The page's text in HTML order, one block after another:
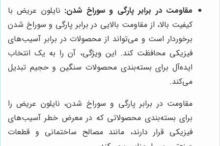
مقاومت در برابر پارگی و سوراخ شدن: نایلون عریض با
کیفیت بالا، از مقاومت بالایی در برابر پارگی و سوراخ شدن
برخوردار است و می‌تواند از محصولات در برابر آسیب‌های
فیزیکی محافظت کند. این ویژگی، آن را به یک انتخاب
ایده‌آل برای بسته‌بندی محصولات سنگین و حجیم تبدیل
می‌کند.
مقاومت در برابر پارگی و سوراخ شدن، نایلون عریض را
برای بسته‌بندی محصولاتی که در معرض خطر آسیب‌های
فیزیکی قرار دارند، مانند مصالح ساختمانی و قطعات